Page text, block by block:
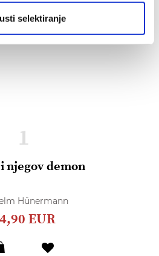
selektiranje
1
njegov demon
Hünermann
EUR